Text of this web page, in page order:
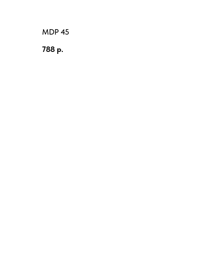
MDP 45
788 р.